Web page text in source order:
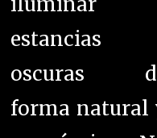
estancias
oscuras
forma natural